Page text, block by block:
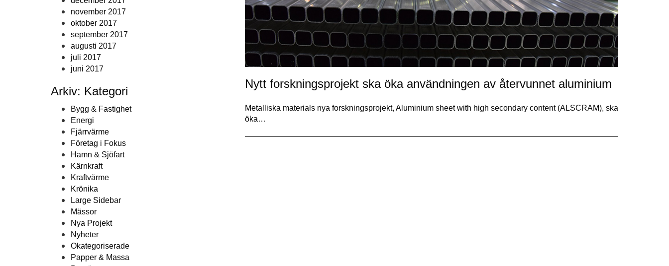
november 2017
oktober 2017
september 2017
augusti 2017
juli 2017
juni 2017
Arkiv: Kategori
Bygg & Fastighet
Energi
Fjärrvärme
Företag i Fokus
Hamn & Sjöfart
Kärnkraft
Kraftvärme
Krönika
Large Sidebar
Mässor
Nya Projekt
Nyheter
Okategoriserade
Papper & Massa
Nytt forskningsprojekt ska öka användningen av återvunnet aluminium
Metalliska materials nya forskningsprojekt, Aluminium sheet with high secondary content (ALSCRAM), ska
öka…